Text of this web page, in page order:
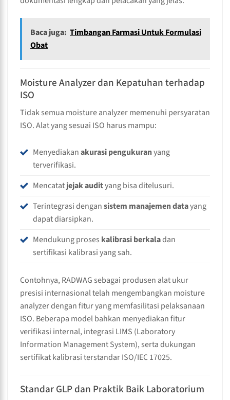
Baca juga: Timbangan Farmasi Untuk Formulasi
Obat
Moisture Analyzer dan Kepatuhan terhadap
ISO
Tidak semua moisture analyzer memenuhi persyaratan
ISO. Alat yang sesuai ISO harus mampu:
Menyediakanakurasi pengukuranyang
terverifikasi.
Mencatatjejak audityang bisa ditelusuri.
Terintegrasi dengansistem manajemen datayang
dapat diarsipkan.
Mendukung proses kalibrasi berkaladan
sertifikasi kalibrasi yang sah.
Contohnya, RADWAG sebagai produsen alat ukur
presisi internasional telah mengembangkan moisture
analyzer dengan fitur yang memfasilitasi pelaksanaan
ISO. Beberapa model bahkan menyediakan fitur
verifikasi internal, integrasi LIMS (Laboratory
Information Management System), serta dukungan
sertifikat kalibrasi terstandar ISO/IEC 17025.
Standar GLP dan Praktik Baik Laboratorium